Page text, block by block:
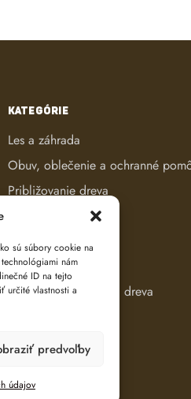
sú súbory cookie na
nám
ID na tejto
určité vlastnosti a
predvoľby
údajov
KATEGÓRIE
Les a záhrada
Obuv, oblečenie a ochranné
Približovanie dreva
Robotické kosačky
Spracovanie dreva
Ťažba dreva
Značenie a evidencia dreva